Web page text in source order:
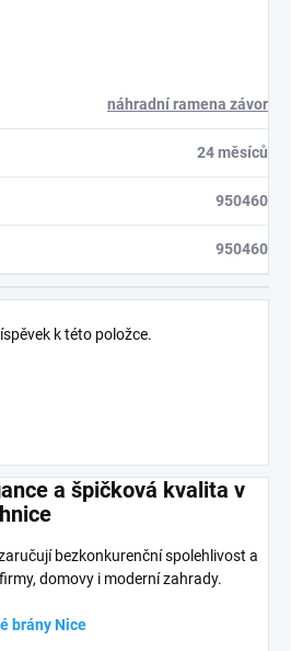
náhradní ramena závor
24 měsíců
950460
950460
k této položce.
a špičková kvalita v
bezkonkurenční spolehlivost a
domovy i moderní zahrady.
brány Nice